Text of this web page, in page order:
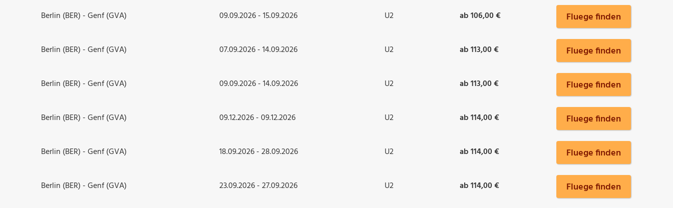
Berlin (BER) - Genf (GVA) 09.09.2026 - 15.09.2026 U2 ab 106,00 € Fluege finden
Berlin (BER) - Genf (GVA) 07.09.2026 - 14.09.2026 U2 ab 113,00 € Fluege finden
Berlin (BER) - Genf (GVA) 09.09.2026 - 14.09.2026 U2 ab 113,00 € Fluege finden
Berlin (BER) - Genf (GVA) 09.12.2026 - 09.12.2026 U2 ab 114,00 € Fluege finden
Berlin (BER) - Genf (GVA) 18.09.2026 - 28.09.2026 U2 ab 114,00 € Fluege finden
Berlin (BER) - Genf (GVA) 23.09.2026 - 27.09.2026 U2 ab 114,00 € Fluege finden